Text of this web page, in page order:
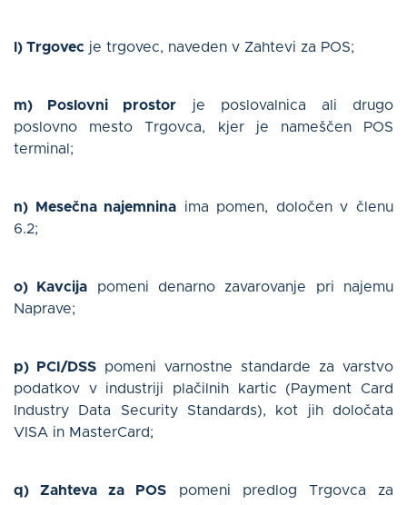
l) Trgovec je trgovec, naveden v Zahtevi za POS;
m) Poslovni prostor je poslovalnica ali drugo
poslovno mesto Trgovca, kjer je nameščen POS
terminal;
n) Mesečna najemnina ima pomen, določen v členu
6.2;
o) Kavcija pomeni denarno zavarovanje pri najemu
Naprave;
p) PCI/DSS pomeni varnostne standarde za varstvo
podatkov v industriji plačilnih kartic (Payment Card
Industry Data Security Standards), kot jih določata
VISA in MasterCard;
q) Zahteva za POS pomeni predlog Trgovca za